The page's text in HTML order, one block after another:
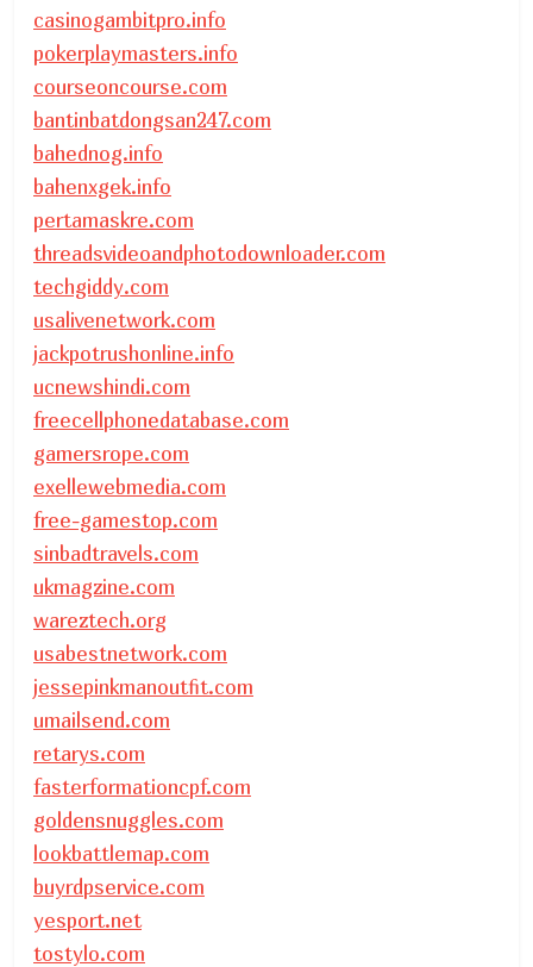
casinogambitpro.info
pokerplaymasters.info
courseoncourse.com
bantinbatdongsan247.com
bahednog.info
bahenxgek.info
pertamaskre.com
threadsvideoandphotodownloader.com
techgiddy.com
usalivenetwork.com
jackpotrushonline.info
ucnewshindi.com
freecellphonedatabase.com
gamersrope.com
exellewebmedia.com
free-gamestop.com
sinbadtravels.com
ukmagzine.com
wareztech.org
usabestnetwork.com
jessepinkmanoutfit.com
umailsend.com
retarys.com
fasterformationcpf.com
goldensnuggles.com
lookbattlemap.com
buyrdpservice.com
yesport.net
tostylo.com